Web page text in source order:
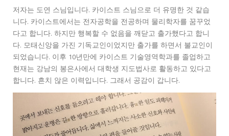
저자는 도연 스님입니다. 카이스트 스님으로 더 유명한 것 같습
니다. 카이스트에서는 전자공학을 전공하며 물리학자를 꿈꾸었
다고 합니다. 하지만 행복할 수 없음을 깨닫고 출가했다고 합니
다. 모태신앙을 가진 기독교인이었지만 출가를 하면서 불교인이
되었습니다. 이후 10년만에 카이스트 기술영역학과를 졸업하고
현재는 강남의 봉은사에서 대학생 지도법사로 활동하고 있다고
합니다. 흔치 않은 이력입니다. 그래서 공감이 갑니다.